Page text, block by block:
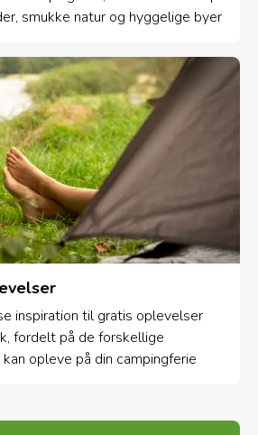
smukke natur og hyggelige byer
inspiration til gratis oplevelser
fordelt på de forskellige
opleve på din campingferie